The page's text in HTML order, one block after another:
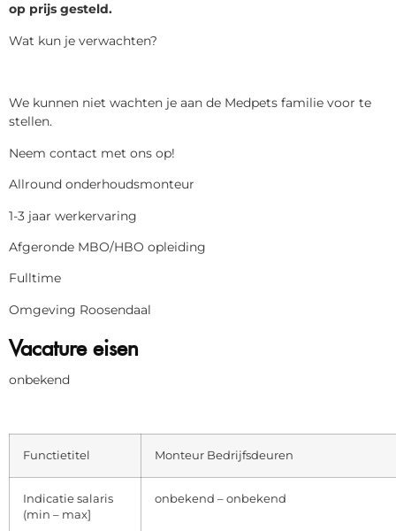
op prijs gesteld.
Wat kun je verwachten?
We kunnen niet wachten je aan de Medpets familie voor te
stellen.
Neem contact met ons op!
Allround onderhoudsmonteur
1-3 jaar werkervaring
Afgeronde MBO/HBO opleiding
Fulltime
Omgeving Roosendaal
Vacature eisen
onbekend
Functietitel Monteur Bedrijfsdeuren
Indicatie salaris
(min – max]
onbekend – onbekend